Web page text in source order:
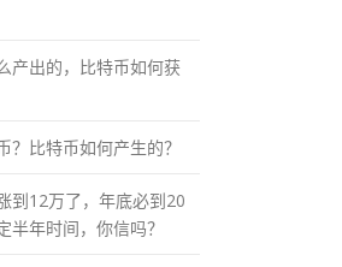
产出的，比特币如何获
？比特币如何产生的？
到12万了，年底必到20
半年时间，你信吗？